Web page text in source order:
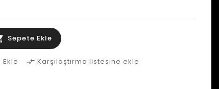
Sepete Ekle
Ekle compare_arrows Karşılaştırma listesine ekle